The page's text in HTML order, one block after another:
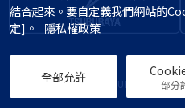
© TSUBURAYA
結合起來。要自定義我們網站的
定]。 隱私權政策
全部允許 部分